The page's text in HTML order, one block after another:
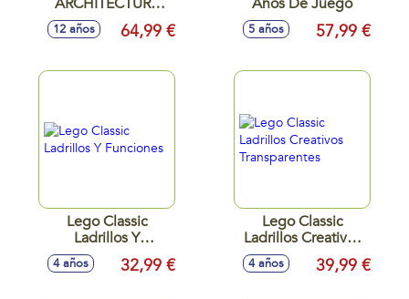
NEW YORK
12 años 64,99 € 5 años 57,99 €
Lego Classic
Ladrillos Y
Funciones
4 años 32,99 €
Lego Classic
Ladrillos Creativos
Transparentes
4 años 39,99 €